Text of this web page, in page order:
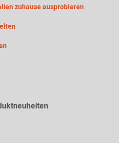
zuhause ausprobieren